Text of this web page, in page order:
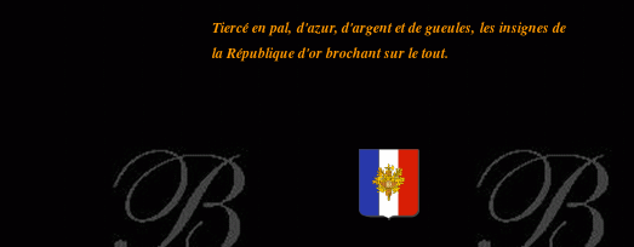
Tiercé en pal, d'azur, d'argent et de gueules, les insignes de
la République d'or brochant sur le tout.